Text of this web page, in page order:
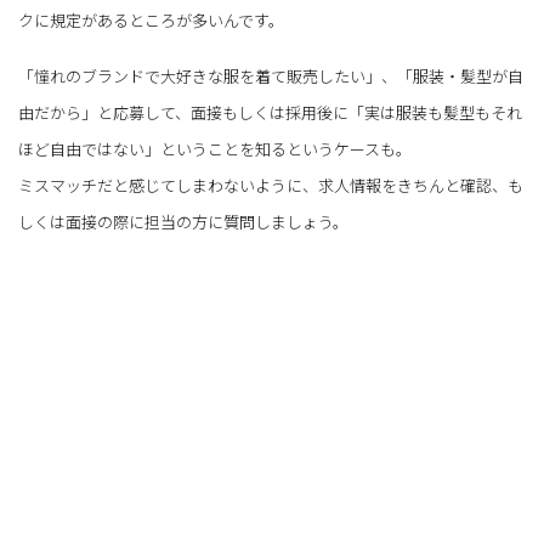
クに規定があるところが多いんです。
「憧れのブランドで大好きな服を着て販売したい」、「服装・髪型が自
由だから」と応募して、面接もしくは採用後に「実は服装も髪型もそれ
ほど自由ではない」ということを知るというケースも。
ミスマッチだと感じてしまわないように、求人情報をきちんと確認、も
しくは面接の際に担当の方に質問しましょう。